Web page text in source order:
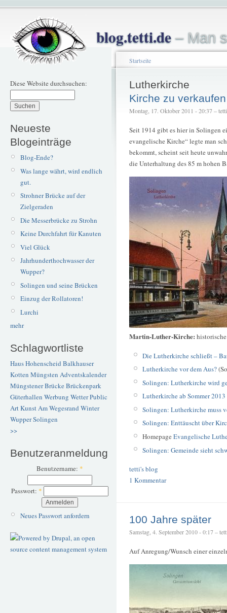
blog.tetti.de– Man
Diese Website durchsuchen:
Neueste
Blogeinträge
Blog-Ende?
Was lange währt, wird endlich
gut.
Strohner Brücke auf der
Zielgeraden
Die Messerbrücke zu Strohn
Keine Durchfahrt für Kanuten
Viel Glück
Jahrhunderthochwasser der
Wupper?
Solingen und seine Brücken
Einzug der Rollatoren!
Lurchi
mehr
Schlagwortliste
Haus Hohenscheid Balkhauser
Kotten Müngsten Adventskalender
Müngstener BrückeBrückenpark
Güterhallen Werbung WetterPublic
ArtKunstAm Wegesrand Winter
WupperSolingen
>>
Benutzeranmeldung
Benutzername: *
Passwort: *
Neues Passwort anfordern
Startseite
Lutherkirche
Kirche zu verkaufen
Montag, 17. Oktober 2011 - 20:37 – tetti
Seit 1914 gibt es hier in Solingen
evangelische Kirche“ legte man
bekommt, scheint seit heute
die Unterhaltung des 85 m hohen
Martin-Luther-Kirche:
Die Lutherkirche schließt –
Lutherkirche vor dem Aus?
Solingen: Lutherkirche wird
Lutherkirche ab Sommer
Solingen: Lutherkirche muss
Solingen: Enttäuscht über
Homepage Evangelische
Solingen: Gemeinde sieht
tetti's blog
1 Kommentar
100 Jahre später
Samstag, 4. September 2010 - 0:17 –
Auf Anregung/Wunsch einer